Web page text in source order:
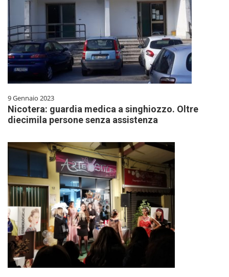
9 Gennaio 2023
Nicotera: guardia medica a singhiozzo. Oltre
diecimila persone senza assistenza